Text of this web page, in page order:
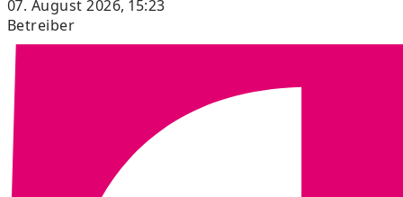
07. August 2026, 15:23
Betreiber